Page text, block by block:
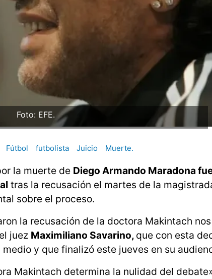
Foto: EFE.
Fútbol futbolista Juicio Muerte.
la muerte de Diego Armando Maradona
tras la recusación el martes de la
sobre el proceso.
la recusación de la doctora Makintach
juez Maximiliano Savarino, que con esta
y que finalizó este jueves en su
Makintach determina la nulidad del